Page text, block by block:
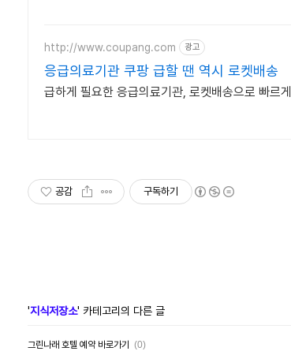
http://www.coupang.com 광고
응급의료기관 쿠팡 급할 땐 역시 로켓배송
급하게 필요한 응급의료기관, 로켓배송으로 빠르
공감 구독하기
'지식저장소' 카테고리의 다른 글
그린나래 호텔 예약 바로가기 (0)